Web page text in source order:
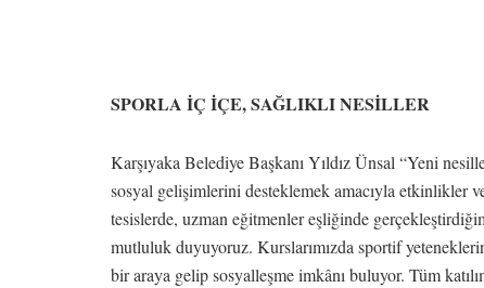
SPORLA İÇ İÇE, SAĞLIKLI NESİLLER
Karşıyaka Belediye Başkanı Yıldız Ünsal “Yeni
sosyal gelişimlerini desteklemek amacıyla etkinlikler
tesislerde, uzman eğitmenler eşliğinde
mutluluk duyuyoruz. Kurslarımızda sportif
bir araya gelip sosyalleşme imkânı buluyor. Tüm